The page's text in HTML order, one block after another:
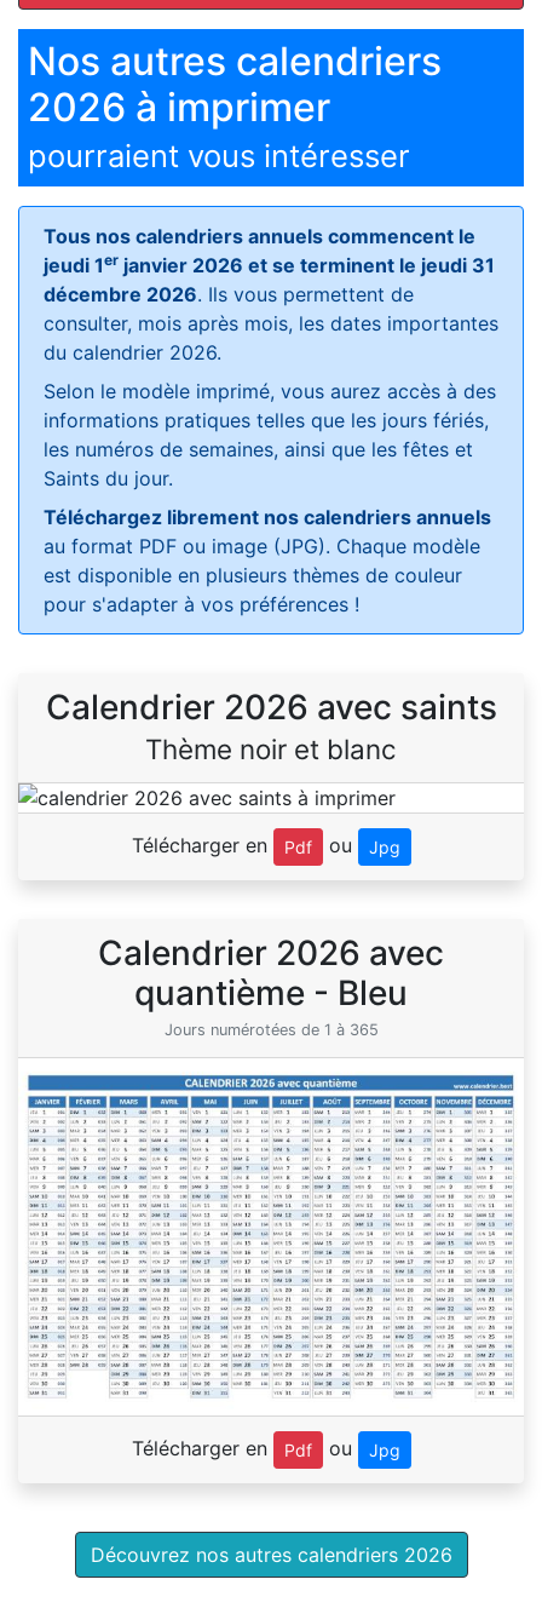
Nos autres calendriers
2026 à imprimer
pourraient vous intéresser
Tous nos calendriers annuels commencent le
jeudi 1er janvier 2026 et se terminent le jeudi 31
décembre 2026. Ils vous permettent de
consulter, mois après mois, les dates importantes
du calendrier 2026.
Selon le modèle imprimé, vous aurez accès à des
informations pratiques telles que les jours fériés,
les numéros de semaines, ainsi que les fêtes et
Saints du jour.
Téléchargez librement nos calendriers annuels
au format PDF ou image (JPG). Chaque modèle
est disponible en plusieurs thèmes de couleur
pour s'adapter à vos préférences !
Calendrier 2026 avec saints
Thème noir et blanc
Télécharger en Pdf ou Jpg
Calendrier 2026 avec
quantième - Bleu
Jours numérotées de 1 à 365
Télécharger en Pdf ou Jpg
Découvrez nos autres calendriers 2026